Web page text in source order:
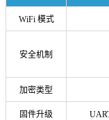
WiFi 模式
安全机制
加密类型
固件升级